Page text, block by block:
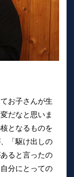
お子さんが生
だなと思いま
となるものを
「駆け出しの
ると言ったの
分にとっての